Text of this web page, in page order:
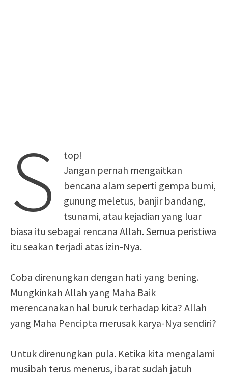
S
top!
Jangan pernah mengaitkan
bencana alam seperti gempa bumi,
gunung meletus, banjir bandang,
tsunami, atau kejadian yang luar
biasa itu sebagai rencana Allah. Semua peristiwa
itu seakan terjadi atas izin-Nya.
Coba direnungkan dengan hati yang bening.
Mungkinkah Allah yang Maha Baik
merencanakan hal buruk terhadap kita? Allah
yang Maha Pencipta merusak karya-Nya sendiri?
Untuk direnungkan pula. Ketika kita mengalami
musibah terus menerus, ibarat sudah jatuh